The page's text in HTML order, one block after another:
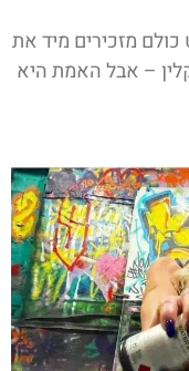
כולם מזכירים מיד את
– אבל האמת היא